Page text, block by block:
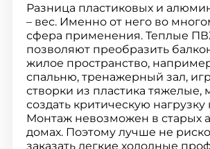
Разница пластиковых и
– вес. Именно от него во
сфера применения. Теплые
позволяют преобразить
жилое пространство,
спальню, тренажерный зал,
створки из пластика тяжелые,
создать критическую нагрузку
Монтаж невозможен в старых
домах. Поэтому лучше не
заказать легкие холодные